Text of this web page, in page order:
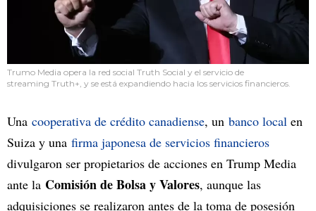
Trumo Media opera la red social Truth Social y el servicio de
streaming Truth+, y se está expandiendo hacia los servicios financieros.
Una cooperativa de crédito canadiense, un banco local en
Suiza y una firma japonesa de servicios financieros
divulgaron ser propietarios de acciones en Trump Media
ante la Comisión de Bolsa y Valores, aunque las
adquisiciones se realizaron antes de la toma de posesión